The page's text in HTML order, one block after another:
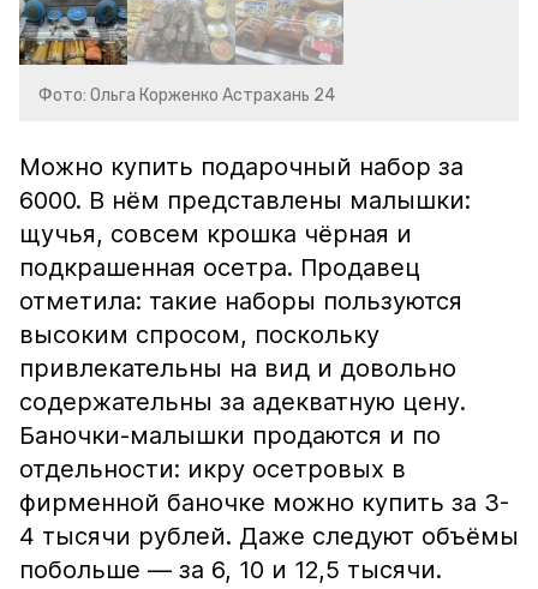
Фото: Ольга Корженко Астрахань 24
Можно купить подарочный набор за
6000. В нём представлены малышки:
щучья, совсем крошка чёрная и
подкрашенная осетра. Продавец
отметила: такие наборы пользуются
высоким спросом, поскольку
привлекательны на вид и довольно
содержательны за адекватную цену.
Баночки-малышки продаются и по
отдельности: икру осетровых в
фирменной баночке можно купить за 3-
4 тысячи рублей. Даже следуют объёмы
побольше — за 6, 10 и 12,5 тысячи.